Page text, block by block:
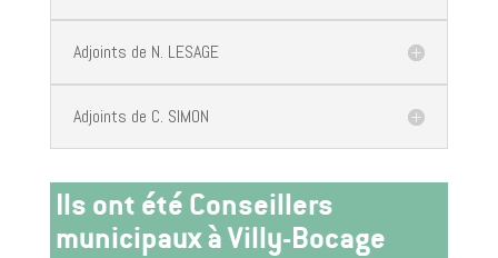
Adjoints de N. LESAGE
Adjoints de C. SIMON
Ils ont été Conseillers
municipaux à Villy-Bocage